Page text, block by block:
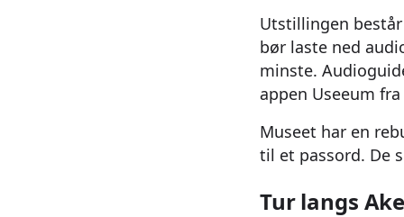
Utstillingen
bør laste ned
minste.
appen Useeum
Museet har en
til et passord. De
Tur langs